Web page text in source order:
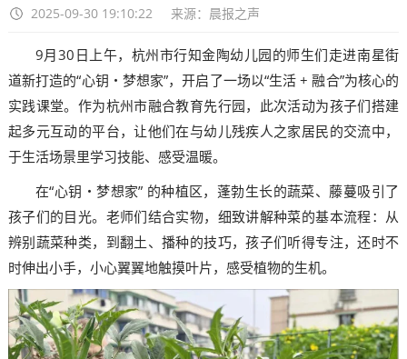
2025-09-30 19:10:22 来源：晨报之声
9月30日上午，杭州市行知金陶幼儿园的师生们走进南星街
道新打造的“心钥・梦想家”，开启了一场以“生活 + 融合”为核心的
实践课堂。作为杭州市融合教育先行园，此次活动为孩子们搭建
起多元互动的平台，让他们在与幼儿残疾人之家居民的交流中，
于生活场景里学习技能、感受温暖。
在“心钥・梦想家” 的种植区，蓬勃生长的蔬菜、藤蔓吸引了
孩子们的目光。老师们结合实物，细致讲解种菜的基本流程：从
辨别蔬菜种类，到翻土、播种的技巧，孩子们听得专注，还时不
时伸出小手，小心翼翼地触摸叶片，感受植物的生机。